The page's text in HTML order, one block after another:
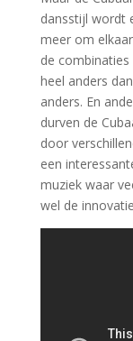
dansstijl wordt
meer om
de
heel anders
anders. En
durven de
door
een
muziek waar
wel de